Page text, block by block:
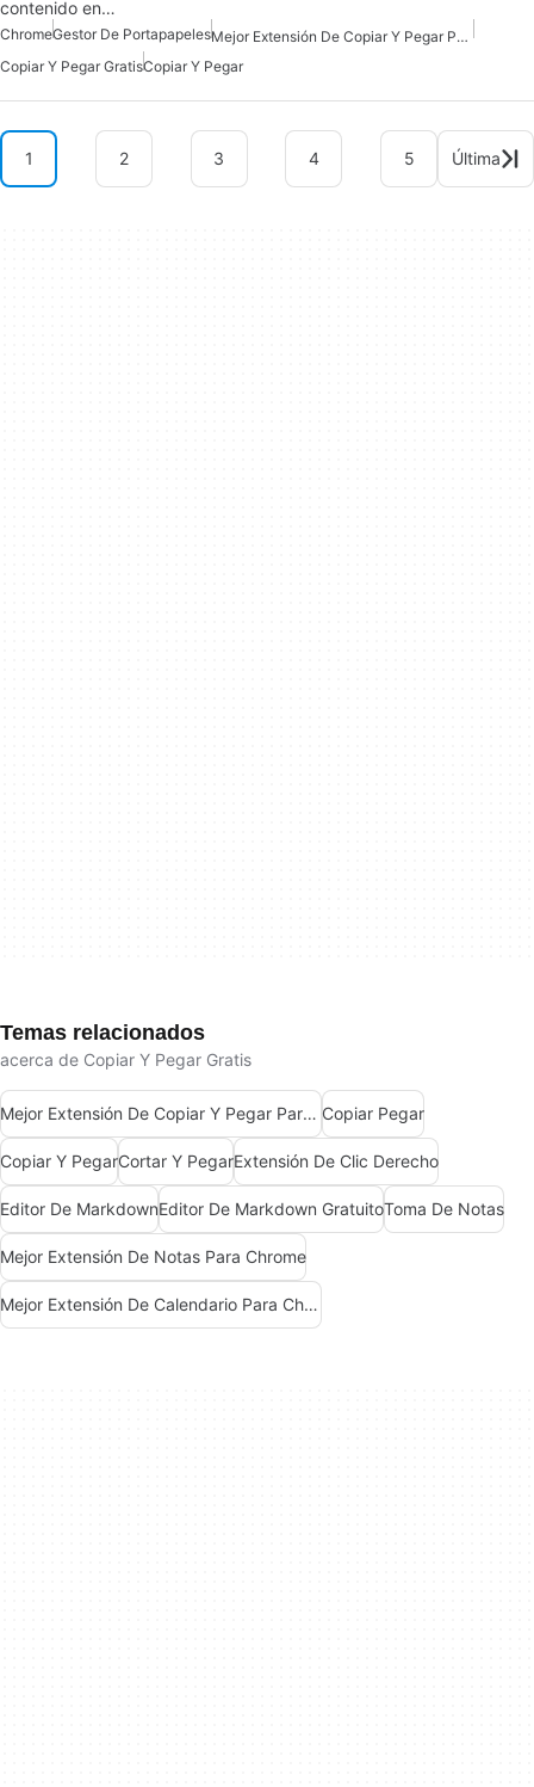
contenido en…
ChromeGestor De Portapapeles
Mejor Extensión De Copiar Y Pegar Para Chrome
Copiar Y Pegar GratisCopiar Y Pegar
1 2 3 4 5 Última
Temas relacionados
acerca de Copiar Y Pegar Gratis
Mejor Extensión De Copiar Y Pegar Para Chrome Copiar Pegar
Copiar Y PegarCortar Y PegarExtensión De Clic Derecho
Editor De MarkdownEditor De Markdown GratuitoToma De Notas
Mejor Extensión De Notas Para Chrome
Mejor Extensión De Calendario Para Chrome